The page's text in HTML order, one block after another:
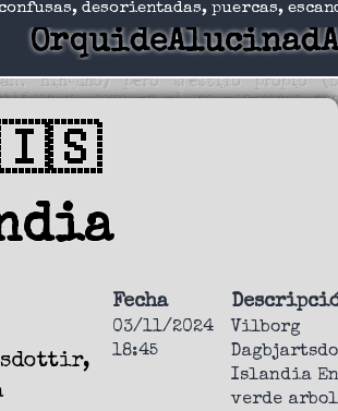
desorientadas, puercas,
OrquideAlucinadA
🇮🇸
Fecha
03/11/2024
18:45
Vilborg
Islandia
verde